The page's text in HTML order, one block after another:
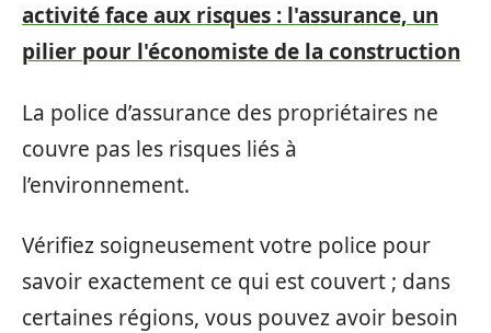
activité face aux risques : l'assurance, un
pilier pour l'économiste de la construction
La police d’assurance des propriétaires ne
couvre pas les risques liés à
l’environnement.
Vérifiez soigneusement votre police pour
savoir exactement ce qui est couvert ; dans
certaines régions, vous pouvez avoir besoin